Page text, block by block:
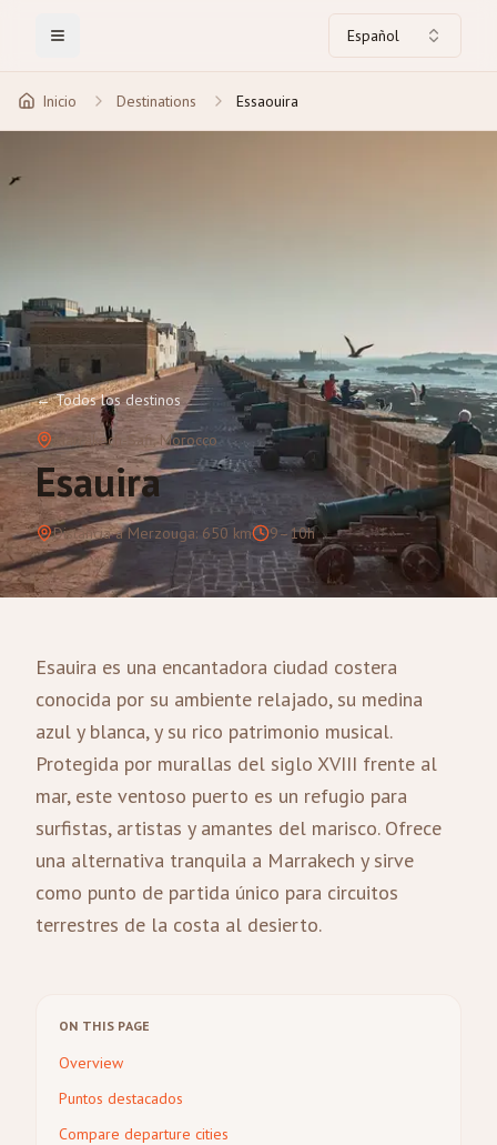
Toggle Menu Español
Inicio Destinations Essaouira
←Todos los destinos
Marrakech-Safi, Morocco
Esauira
Distancia a Merzouga: 650 km 9–10h
Esauira es una encantadora ciudad costera
conocida por su ambiente relajado, su medina
azul y blanca, y su rico patrimonio musical.
Protegida por murallas del siglo XVIII frente al
mar, este ventoso puerto es un refugio para
surfistas, artistas y amantes del marisco. Ofrece
una alternativa tranquila a Marrakech y sirve
como punto de partida único para circuitos
terrestres de la costa al desierto.
ON THIS PAGE
Overview
Puntos destacados
Compare departure cities